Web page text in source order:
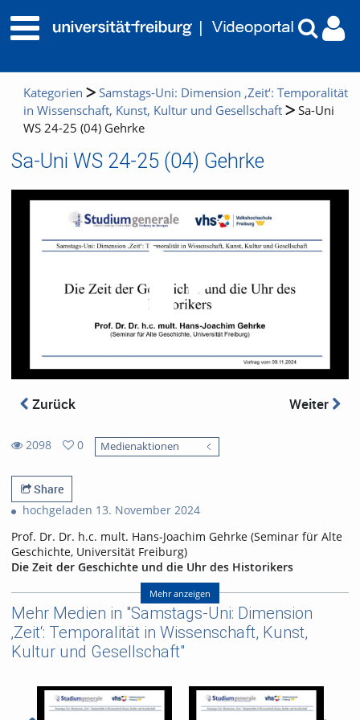
Kategorien
Samstags-Uni: Dimension ‚Zeit‘: Temporalität
in Wissenschaft, Kunst, Kultur und Gesellschaft
Sa-Uni
WS 24-25 (04) Gehrke
Sa-Uni WS 24-25 (04) Gehrke
Zurück Weiter
2098
views
0
favorites
Medienaktionen
Share
hochgeladen 13. November 2024
Prof. Dr. Dr. h.c. mult. Hans-Joachim Gehrke (Seminar für Alte
Geschichte, Universität Freiburg)
Die Zeit der Geschichte und die Uhr des Historikers
Zeit ist die zentrale Kategorie der Geschichte. Deshalb
müssen wir uns nicht darüber wundern, dass alle Kulturen,
die wir näher kennen, ihre eigenen Formen des Umgangs mit
Zeit entwickelt haben. Beispielen für solche Formen widmet
sich der erste Teil des Vortrags. Dort werden vor allem
den Grundlagen unseres eigenen Kalenders, der über die
Römer und Griechen auf ägyptische Wurzeln zurückgeht.
Mehr anzeigen
Mehr Medien in "Samstags-Uni: Dimension
‚Zeit‘: Temporalität in Wissenschaft, Kunst,
Kultur und Gesellschaft"